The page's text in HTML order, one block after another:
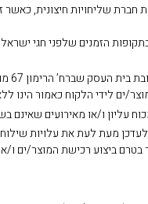
הזמנים שלפני חגי
42.
מעת לעת את עלויות
ביצוע רכישת המוצר/ים